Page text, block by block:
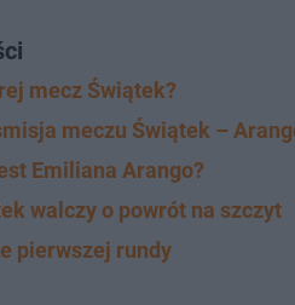
mecz Świątek?
meczu Świątek –
Emiliana Arango?
walczy o powrót na szczyt
pierwszej rundy